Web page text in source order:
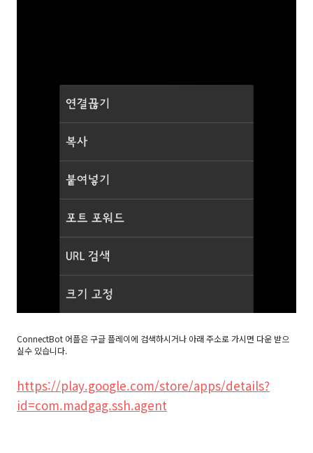
ConnectBot 어플은 구글 플레이에 검색하시거나 아래 주소로 가시면 다운 받으
실수 있습니다.
https://play.google.com/store/apps/details?
id=com.madgag.ssh.agent